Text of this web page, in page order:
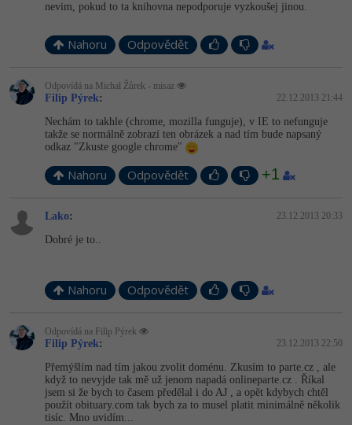
nevim, pokud to ta knihovna nepodporuje vyzkoušej jinou.
Nahoru Odpovědět
Odpovídá na Michal Žůrek - misaz
Filip Pýrek: 22.12.2013 21:44
Nechám to takhle (chrome, mozilla funguje), v IE to nefunguje
takže se normálně zobrazí ten obrázek a nad tím bude napsaný
odkaz "Zkuste google chrome"
Nahoru Odpovědět +1
Lako: 23.12.2013 20:33
Dobré je to..
Nahoru Odpovědět
Odpovídá na Filip Pýrek
Filip Pýrek: 23.12.2013 22:50
Přemýšlím nad tím jakou zvolit doménu. Zkusím to parte.cz , ale
když to nevyjde tak mě už jenom napadá onlineparte.cz . Říkal
jsem si že bych to časem předělal i do AJ , a opět kdybych chtěl
použít obituary.com tak bych za to musel platit minimálně několik
tisíc. Mno uvidím...